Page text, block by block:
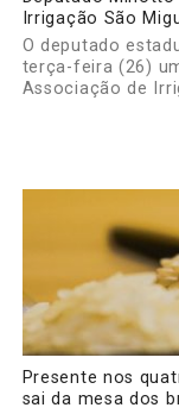
Irrigação São
O deputado
terça-feira (26)
Associação de
Presente nos
sai da mesa dos